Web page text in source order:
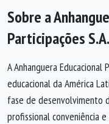
Sobre a
Participações S.A.
A Anhanguera
educacional da América
fase de desenvolvimento
profissional conveniência